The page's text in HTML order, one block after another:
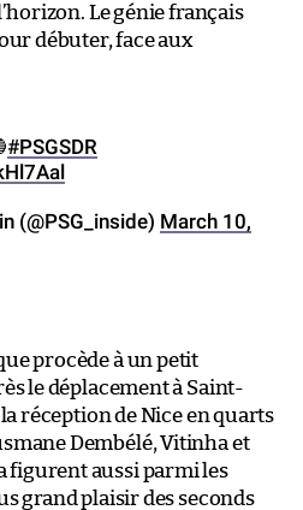
Le génie français
débuter, face aux
#PSGSDR
(@PSG_inside) March 10,
procède à un petit
le déplacement à Saint-
réception de Nice en quarts
Dembélé, Vitinha et
figurent aussi parmi les
grand plaisir des seconds